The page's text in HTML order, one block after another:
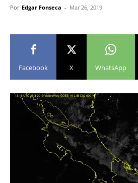
Por Edgar Fonseca - Mar 26, 2019
Facebook X WhatsApp